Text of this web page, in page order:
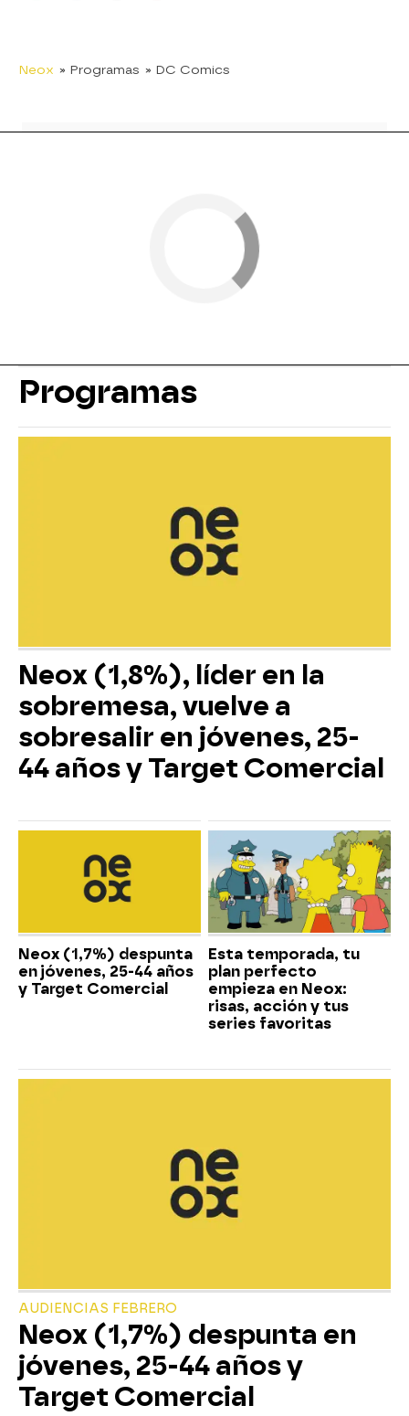
Neox » Programas » DC Comics
Programas
Neox (1,8%), líder en la
sobremesa, vuelve a
sobresalir en jóvenes, 25-
44 años y Target Comercial
Neox (1,7%) despunta
en jóvenes, 25-44 años
y Target Comercial
Esta temporada, tu
plan perfecto
empieza en Neox:
risas, acción y tus
series favoritas
AUDIENCIAS FEBRERO
Neox (1,7%) despunta en
jóvenes, 25-44 años y
Target Comercial